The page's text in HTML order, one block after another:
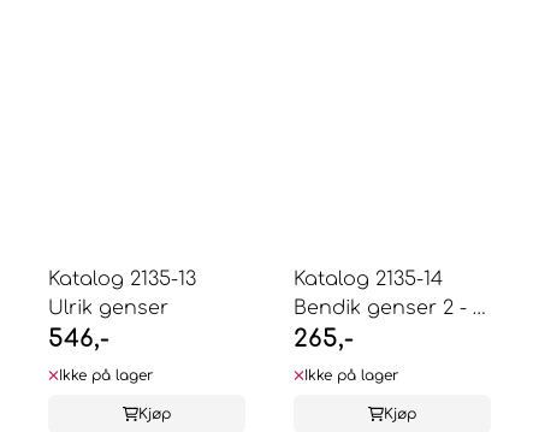
Katalog 2135-13
Ulrik genser
546,-
Ikke på lager
Kjøp
Katalog 2135-14
Bendik genser 2 - 12
år
265,-
Ikke på lager
Kjøp